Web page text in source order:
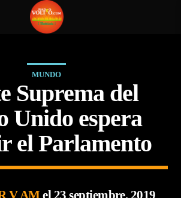
MUNDO
Suprema del
Unido espera
el Parlamento
V AMel 23 septiembre, 2019